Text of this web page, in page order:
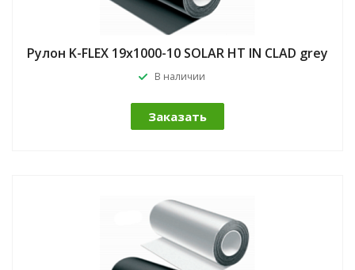
Рулон K-FLEX 19x1000-10 SOLAR HT IN CLAD grey
В наличии
Заказать